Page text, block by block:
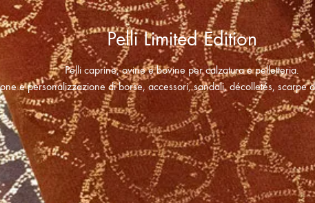
Pelli Limited Edition
Pelli caprine, ovine e bovine per calzatura e pelletteria.
e personalizzazione di borse, accessori, sandali, décolletés, scarpe